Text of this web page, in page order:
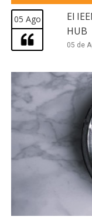
05 Ago
El
HUB
05 de